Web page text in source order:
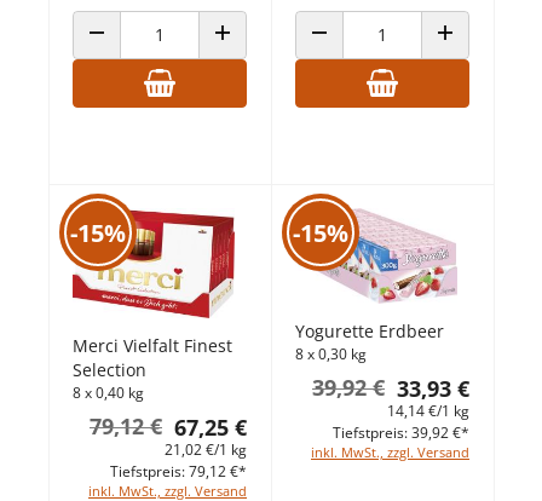
ANZAHL VERRINGERNANZAHL ERHÖHENANZAHL VERRINGERNANZAHL
-15%
Merci Vielfalt Finest
Selection
8 x 0,40 kg
67,25 €
79,12 €
21,02 €/1 kg
inkl. MwSt., zzgl. Versand
Tiefstpreis: 79,12 €*
-15%
Yogurette Erdbeer
8 x 0,30 kg
33,93 €
39,92 €
14,14 €/1 kg
inkl. MwSt., zzgl. Versand
Tiefstpreis: 39,92 €*